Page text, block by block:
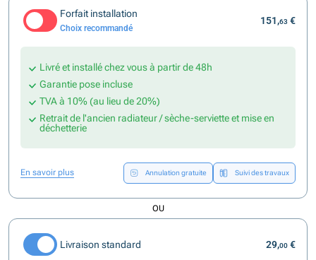
Forfait installation
Choix recommandé
151,63 €
Livré et installé chez vous à partir de 48h
Garantie pose incluse
TVA à 10% (au lieu de 20%)
Retrait de l'ancien radiateur / sèche-serviette et mise en
déchetterie
En savoir plus Annulation gratuite Suivi des travaux
OU
Livraison standard 29,00 €